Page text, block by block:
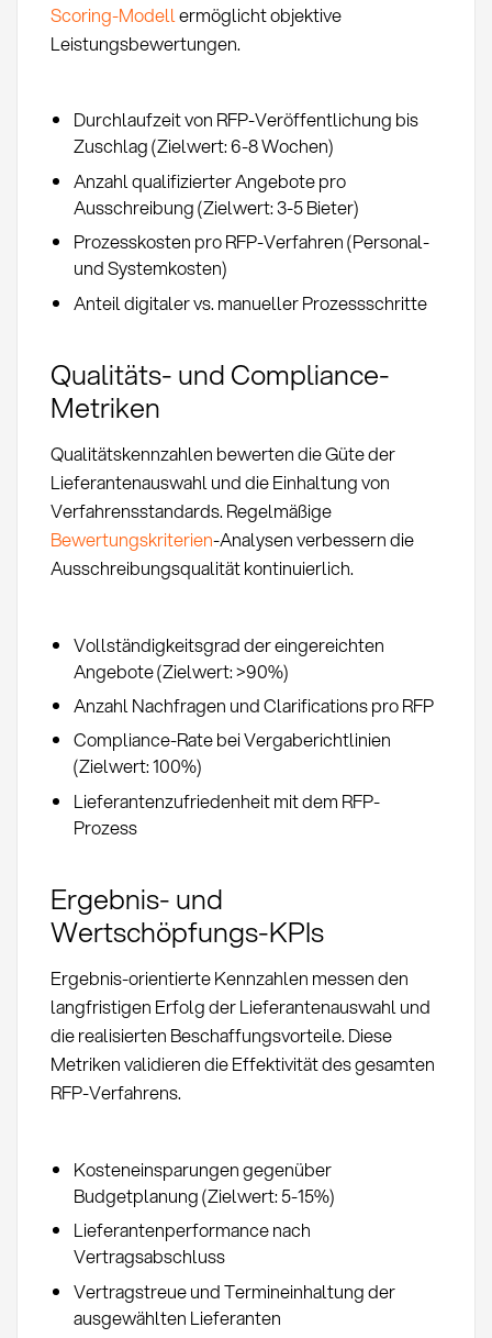
Scoring-Modellermöglicht objektive
Leistungsbewertungen.
Durchlaufzeit von RFP-Veröffentlichung bis
Zuschlag (Zielwert: 6-8 Wochen)
Anzahl qualifizierter Angebote pro
Ausschreibung (Zielwert: 3-5 Bieter)
Prozesskosten pro RFP-Verfahren (Personal-
und Systemkosten)
Anteil digitaler vs. manueller Prozessschritte
Qualitäts- und Compliance-
Metriken
Qualitätskennzahlen bewerten die Güte der
Lieferantenauswahl und die Einhaltung von
Verfahrensstandards. Regelmäßige
Bewertungskriterien-Analysen verbessern die
Ausschreibungsqualität kontinuierlich.
Vollständigkeitsgrad der eingereichten
Angebote (Zielwert: >90%)
Anzahl Nachfragen und Clarifications pro RFP
Compliance-Rate bei Vergaberichtlinien
(Zielwert: 100%)
Lieferantenzufriedenheit mit dem RFP-
Prozess
Ergebnis- und
Wertschöpfungs-KPIs
Ergebnis-orientierte Kennzahlen messen den
langfristigen Erfolg der Lieferantenauswahl und
die realisierten Beschaffungsvorteile. Diese
Metriken validieren die Effektivität des gesamten
RFP-Verfahrens.
Kosteneinsparungen gegenüber
Budgetplanung (Zielwert: 5-15%)
Lieferantenperformance nach
Vertragsabschluss
Vertragstreue und Termineinhaltung der
ausgewählten Lieferanten